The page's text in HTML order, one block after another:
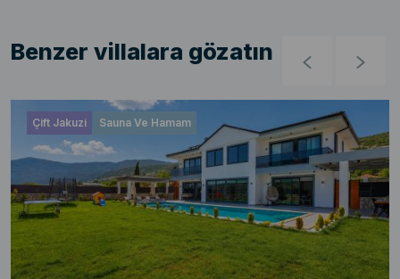
Benzer villalara gözatın
Çift Jakuzi Sauna Ve Hamam